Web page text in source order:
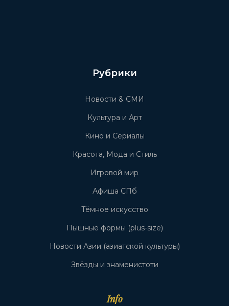
Рубрики
Новости & СМИ
Культура и Арт
Кино и Сериалы
Красота, Мода и Стиль
Игровой мир
Афиша СПб
Тёмное искусство
Пышные формы (plus-size)
Новости Азии (азиатской культуры)
Звёзды и знаменистоти
Info